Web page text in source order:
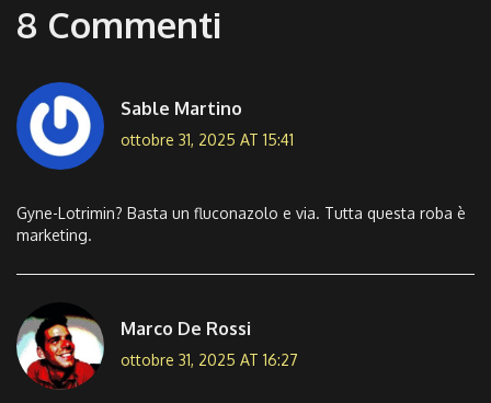
8 Commenti
Sable Martino
ottobre 31, 2025 AT 15:41
Gyne-Lotrimin? Basta un fluconazolo e via. Tutta questa roba è
marketing.
Marco De Rossi
ottobre 31, 2025 AT 16:27